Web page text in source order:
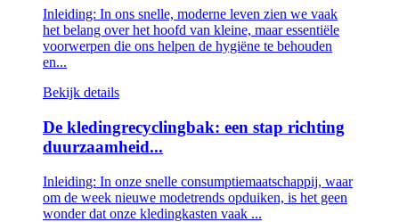
Inleiding: In ons snelle, moderne leven zien we vaak
het belang over het hoofd van kleine, maar essentiële
voorwerpen die ons helpen de hygiëne te behouden
en...
Bekijk details
De kledingrecyclingbak: een stap richting
duurzaamheid...
Inleiding: In onze snelle consumptiemaatschappij, waar
om de week nieuwe modetrends opduiken, is het geen
wonder dat onze kledingkasten vaak ...